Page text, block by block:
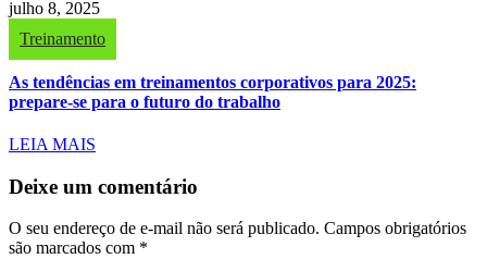
julho 8, 2025
Treinamento
As tendências em treinamentos corporativos para 2025:
prepare-se para o futuro do trabalho
LEIA MAIS
Deixe um comentário
O seu endereço de e-mail não será publicado. Campos obrigatórios
são marcados com *